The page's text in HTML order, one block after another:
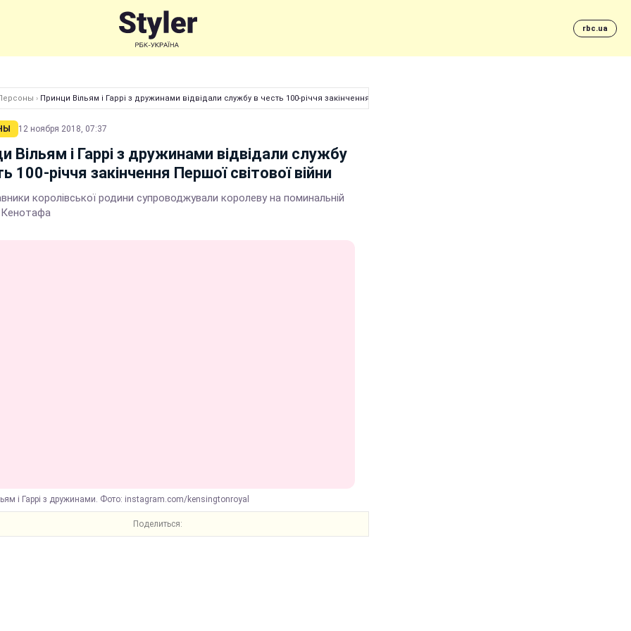
rbc.ua
› Принци Вільям і Гаррі з дружинами відвідали службу в честь 100-річчя закінчення Першої світової війни
12 ноября 2018, 07:37
Вільям і Гаррі з дружинами відвідали службу
100-річчя закінчення Першої світової війни
королівської родини супроводжували королеву на поминальній
Кенотафа
і Гаррі з дружинами. Фото: instagram.com/kensingtonroyal
Поделиться: